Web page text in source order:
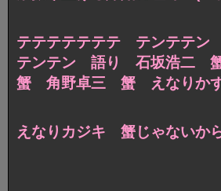
テテテテテテテ テンテテ
テンテン 語り 石坂浩二
蟹 角野卓三 蟹 えなりか
えなりカジキ 蟹じゃないか